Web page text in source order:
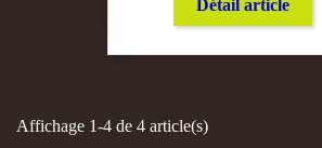
Détail article
Affichage 1-4 de 4 article(s)